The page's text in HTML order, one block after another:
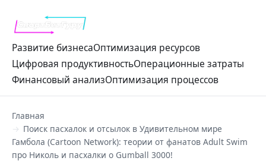
Развитие бизнесаОптимизация ресурсов
Цифровая продуктивностьОперационные затраты
Финансовый анализОптимизация процессов
Главная
Поиск пасхалок и отсылок в Удивительном мире
Гамбола (Cartoon Network): теории от фанатов Adult Swim
про Николь и пасхалки о Gumball 3000!